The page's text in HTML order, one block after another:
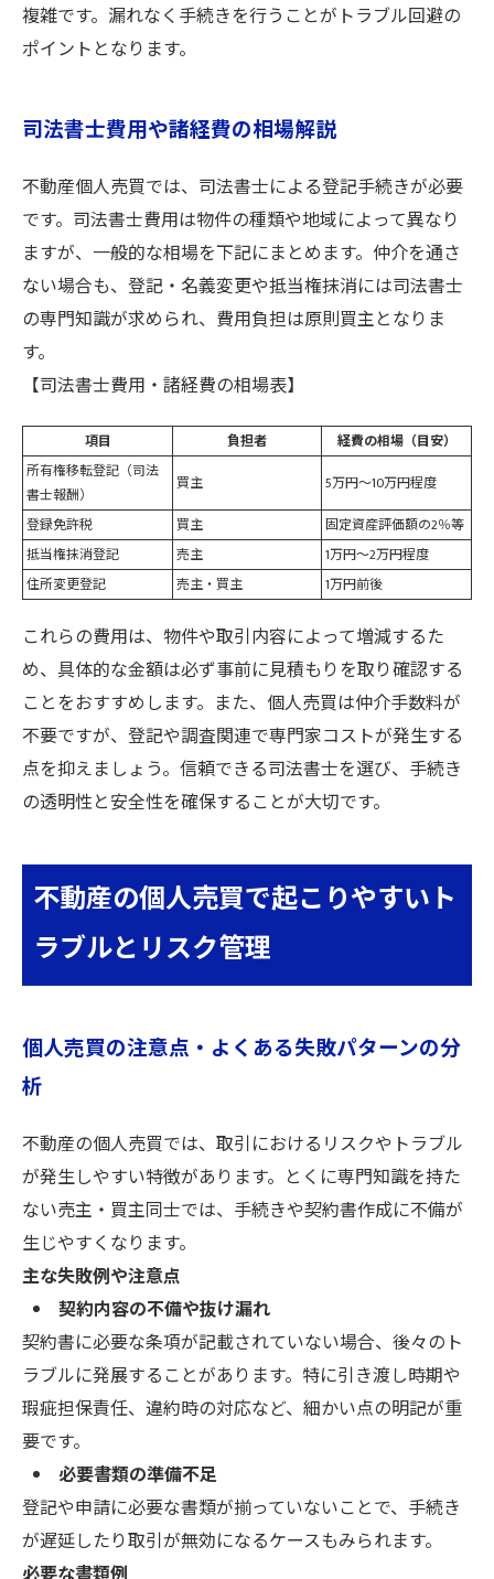
複雑です。漏れなく手続きを行うことがトラブル回避の
ポイントとなります。
司法書士費用や諸経費の相場解説
不動産個人売買では、司法書士による登記手続きが必要
です。司法書士費用は物件の種類や地域によって異なり
ますが、一般的な相場を下記にまとめます。仲介を通さ
ない場合も、登記・名義変更や抵当権抹消には司法書士
の専門知識が求められ、費用負担は原則買主となりま
す。
【司法書士費用・諸経費の相場表】
項目 負担者
経費の相場（目安）
所有権移転登記（司法
書士報酬）
買主
5万円～10万円程度
登録免許税
買主
固定資産評価額の2％等
抵当権抹消登記
売主
1万円～2万円程度
住所変更登記
売主・買主 1万円前後
これらの費用は、物件や取引内容によって増減するた
め、具体的な金額は必ず事前に見積もりを取り確認する
ことをおすすめします。また、個人売買は仲介手数料が
不要ですが、登記や調査関連で専門家コストが発生する
点を抑えましょう。信頼できる司法書士を選び、手続き
の透明性と安全性を確保することが大切です。
不動産の個人売買で起こりやすいト
ラブルとリスク管理
個人売買の注意点・よくある失敗パターンの分
析
不動産の個人売買では、取引におけるリスクやトラブル
が発生しやすい特徴があります。とくに専門知識を持た
ない売主・買主同士では、手続きや契約書作成に不備が
生じやすくなります。
主な失敗例や注意点
契約内容の不備や抜け漏れ
契約書に必要な条項が記載されていない場合、後々のト
ラブルに発展することがあります。特に引き渡し時期や
瑕疵担保責任、違約時の対応など、細かい点の明記が重
要です。
必要書類の準備不足
登記や申請に必要な書類が揃っていないことで、手続き
が遅延したり取引が無効になるケースもみられます。